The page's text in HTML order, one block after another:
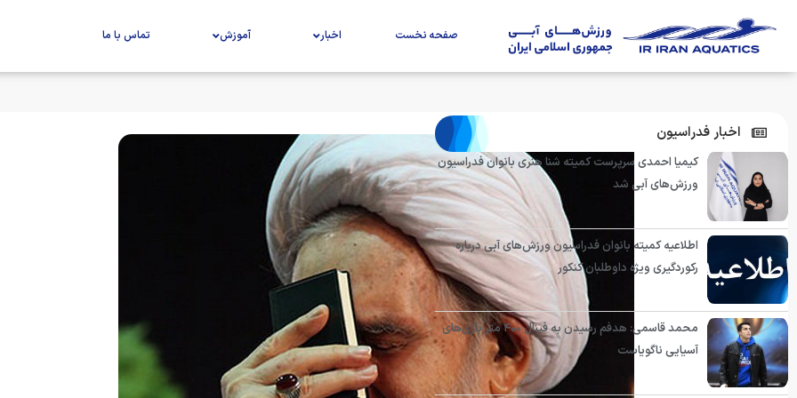
صفحه نخست اخبار آموزش تماس با ما
اخبار فدراسیون
کیمیا احمدی سرپرست کمیته شنا هنری بانوان فدراسیون
ورزش‌های آبی شد
اطلاعیه کمیته بانوان فدراسیون ورزش‌های آبی درباره
رکوردگیری ویژه داوطلبان کنکور
محمد قاسمی: هدفم رسیدن به فینال ۴۰۰ متر بازی‌های
آسیایی ناگویاست